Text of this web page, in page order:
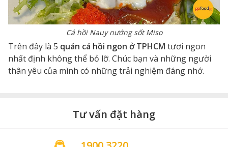
Cá hồi Nauy nướng sốt Miso
Trên đây là 5 quán cá hồi ngon ở TPHCM tươi ngon
nhất định không thể bỏ lỡ. Chúc bạn và những người
thân yêu của mình có những trải nghiệm đáng nhớ.
Tư vấn đặt hàng